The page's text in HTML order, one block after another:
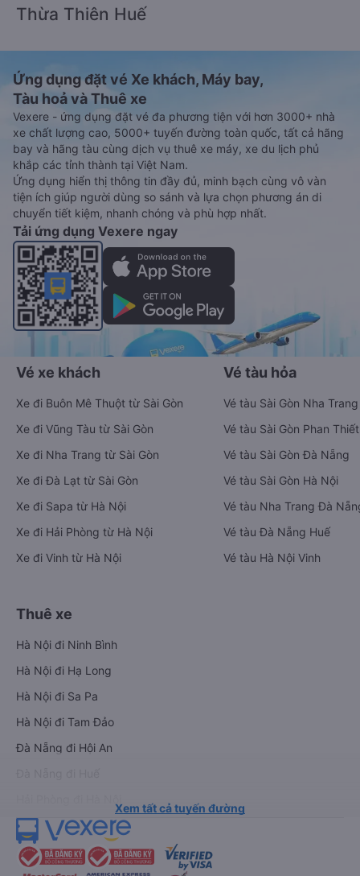
Thừa Thiên Huế
Ứng dụng đặt vé Xe khách, Máy bay,
Tàu hoả và Thuê xe
Vexere - ứng dụng đặt vé đa phương tiện với hơn 3000+ nhà
xe chất lượng cao, 5000+ tuyến đường toàn quốc, tất cả hãng
bay và hãng tàu cùng dịch vụ thuê xe máy, xe du lịch phủ
khắp các tỉnh thành tại Việt Nam.
Ứng dụng hiển thị thông tin đầy đủ, minh bạch cùng vô vàn
tiện ích giúp người dùng so sánh và lựa chọn phương án di
chuyển tiết kiệm, nhanh chóng và phù hợp nhất.
Tải ứng dụng Vexere ngay
Vé xe khách
Xe đi Buôn Mê Thuột từ Sài Gòn
Xe đi Vũng Tàu từ Sài Gòn
Xe đi Nha Trang từ Sài Gòn
Xe đi Đà Lạt từ Sài Gòn
Xe đi Sapa từ Hà Nội
Xe đi Hải Phòng từ Hà Nội
Xe đi Vinh từ Hà Nội
Vé tàu hỏa
Vé tàu Sài Gòn Nha Trang
Vé tàu Sài Gòn Phan Thiết
Vé tàu Sài Gòn Đà Nẵng
Vé tàu Sài Gòn Hà Nội
Vé tàu Nha Trang Đà
Vé tàu Đà Nẵng Huế
Vé tàu Hà Nội Vinh
Thuê xe
Hà Nội đi Ninh Bình
Hà Nội đi Hạ Long
Hà Nội đi Sa Pa
Hà Nội đi Tam Đảo
Đà Nẵng đi Hội An
Xem tất cả tuyến đường